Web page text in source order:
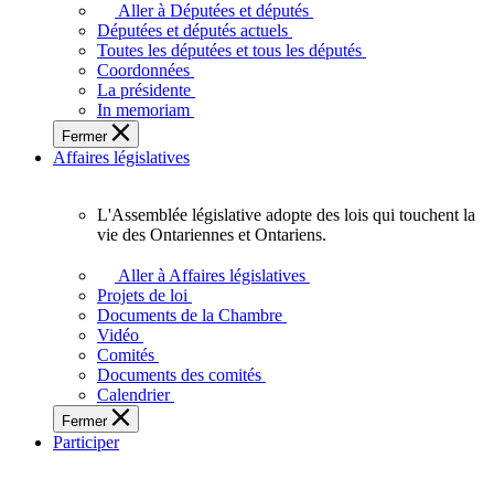
députés
vous
représentent
sein
de
l'Assemblée
législative
l'Ontario.
Aller à Députées et députés
Députées et députés actuels
Toutes les députées et tous les députés
Coordonnées
La présidente
In memoriam
Fermer
Affaires législatives
L'Assemblée
adopte
touchent
des
Ontariennes
et
L'Assemblée législative adopte des lois qui touchent la
vie des Ontariennes et Ontariens.
Aller à Affaires législatives
Projets de loi
Documents de la Chambre
Vidéo
Comités
Documents des comités
Calendrier
Fermer
Participer